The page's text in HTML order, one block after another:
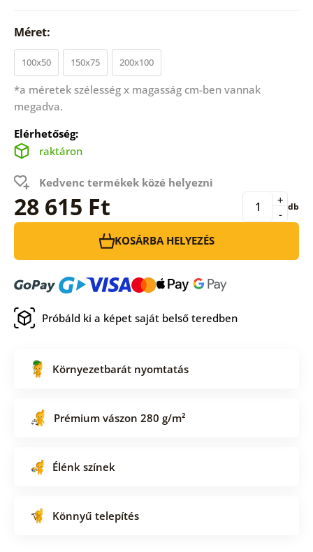
Méret:
100x50 150x75 200x100
*a méretek szélesség x magasság cm-ben vannak
megadva.
Elérhetőség:
raktáron
Kedvenc termékek közé helyezni
28 615 Ft -
+ db
KOSÁRBA HELYEZÉS
Próbáld ki a képet saját belső teredben
Környezetbarát nyomtatás
Prémium vászon 280 g/m²
Élénk színek
Könnyű telepítés